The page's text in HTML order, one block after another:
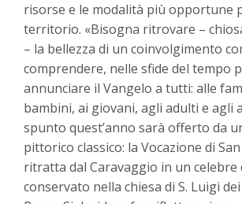
risorse e le modalità più opportune
territorio. «Bisogna ritrovare –
– la bellezza di un coinvolgimento
comprendere, nelle sfide del tempo
annunciare il Vangelo a tutti: alle
bambini, ai giovani, agli adulti e agli
spunto quest’anno sarà offerto da
pittorico classico: la Vocazione di
ritratta dal Caravaggio in un celebre
conservato nella chiesa di S. Luigi